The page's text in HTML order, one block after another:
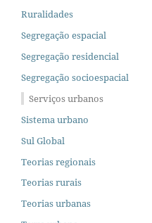
Ruralidades
Segregação espacial
Segregação residencial
Segregação socioespacial
Serviços urbanos
Sistema urbano
Sul Global
Teorias regionais
Teorias rurais
Teorias urbanas